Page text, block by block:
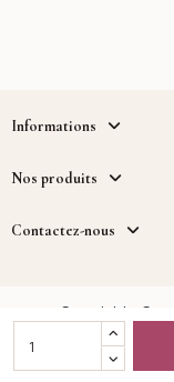
Informations
Nos produits
Contactez-nous
Copyright -